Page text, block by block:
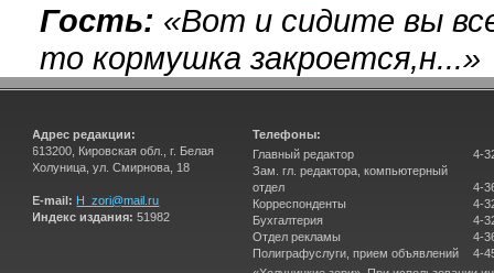
Гость: «Вот и сидите вы
то кормушка закроется,н...»
Адрес редакции:
613200, Кировская обл., г. Белая
Холуница, ул. Смирнова, 18
E-mail: H_zori@mail.ru
Индекс издания: 51982
Телефоны:
Главный редактор
Зам. гл. редактора, компьютерный
отдел
Корреспонденты
Бухгалтерия
Отдел рекламы
Полиграфуслуги, прием объявлений
4-
4-
4-
4-
4-
4-